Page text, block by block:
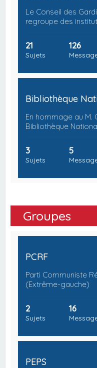
Le Conseil des
regroupe des
21
Sujets
126
Bibliothèque
En hommage au M.
Bibliothèque
3
Sujets
5
Groupes
PCRF
Parti Communiste
(Extrême-gauche)
2
Sujets
16
PEPS